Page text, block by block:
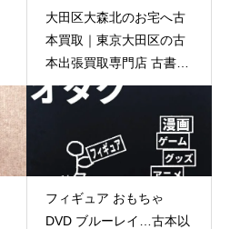
大田区大森北のお宅へ古
本買取｜東京大田区の古
本出張買取専門店 古書窟
揚羽堂
フィギュア おもちゃ
DVD ブルーレイ…古本以